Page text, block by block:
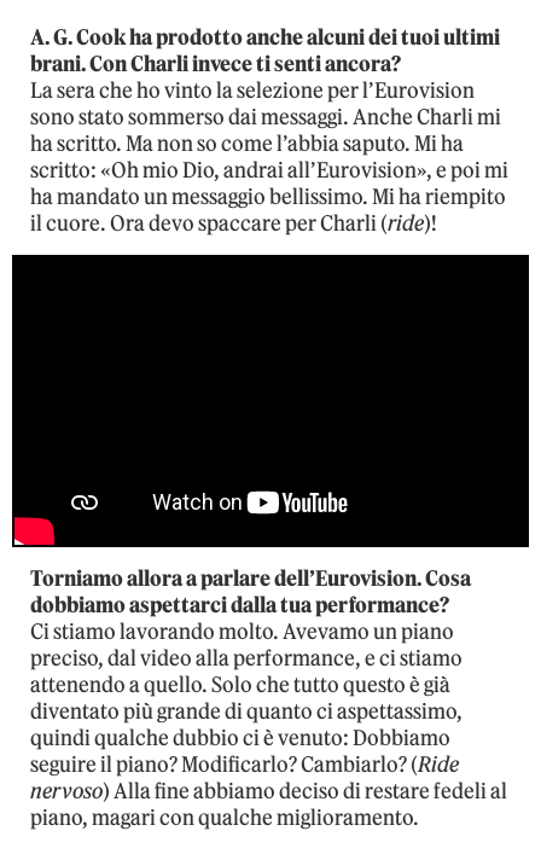
A. G. Cook ha prodotto anche alcuni dei tuoi ultimi
brani. Con Charli invece ti senti ancora?
La sera che ho vinto la selezione per l’Eurovision
sono stato sommerso dai messaggi. Anche Charli mi
ha scritto. Ma non so come l’abbia saputo. Mi ha
scritto: «Oh mio Dio, andrai all’Eurovision», e poi mi
ha mandato un messaggio bellissimo. Mi ha riempito
il cuore. Ora devo spaccare per Charli (ride)!
Torniamo allora a parlare dell’Eurovision. Cosa
dobbiamo aspettarci dalla tua performance?
Ci stiamo lavorando molto. Avevamo un piano
preciso, dal video alla performance, e ci stiamo
attenendo a quello. Solo che tutto questo è già
diventato più grande di quanto ci aspettassimo,
quindi qualche dubbio ci è venuto: Dobbiamo
seguire il piano? Modificarlo? Cambiarlo? (Ride
nervoso) Alla fine abbiamo deciso di restare fedeli al
piano, magari con qualche miglioramento.